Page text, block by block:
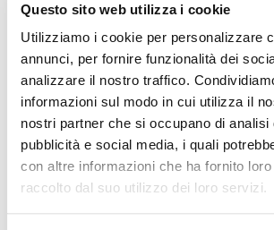
Questo sito web utilizza i cookie
Utilizziamo i cookie per personalizzare
annunci, per fornire funzionalità dei
analizzare il nostro traffico.
informazioni sul modo in cui utilizza il
nostri partner che si occupano di analisi
pubblicità e social media, i quali
con altre informazioni che ha fornito
raccolto dal suo utilizzo dei loro servizi.
Scheduled
Attraverso un costante confronto
offriamo un servizio completo di
programmata delle linee e dei
presenti sugli impianti.
Grazie all’esperienza e alla